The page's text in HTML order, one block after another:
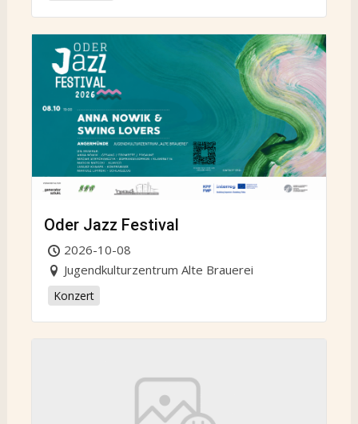
Oder Jazz Festival
2026-10-08
Jugendkulturzentrum Alte Brauerei
Konzert